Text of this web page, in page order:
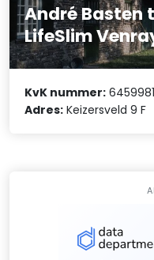
André Basten
LifeSlim
KvK nummer:
Adres: Keizersveld 9 F